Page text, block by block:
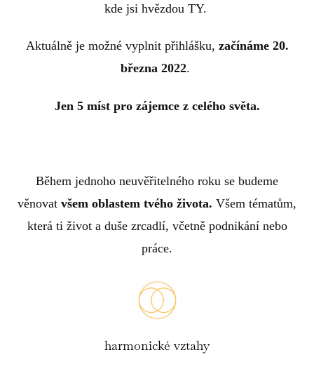
kde jsi hvězdou TY.
Aktuálně je možné vyplnit přihlášku, začínáme 20.
března 2022.
Jen 5 míst pro zájemce z celého světa.
Během jednoho neuvěřitelného roku se budeme
věnovat všem oblastem tvého života. Všem tématům,
která ti život a duše zrcadlí, včetně podnikání nebo
práce.
harmonické vztahy